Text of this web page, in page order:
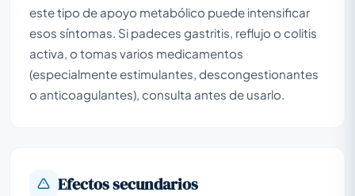
este tipo de apoyo metabólico puede intensificar
esos síntomas. Si padeces gastritis, reflujo o colitis
activa, o tomas varios medicamentos
(especialmente estimulantes, descongestionantes
o anticoagulantes), consulta antes de usarlo.
Efectos secundarios